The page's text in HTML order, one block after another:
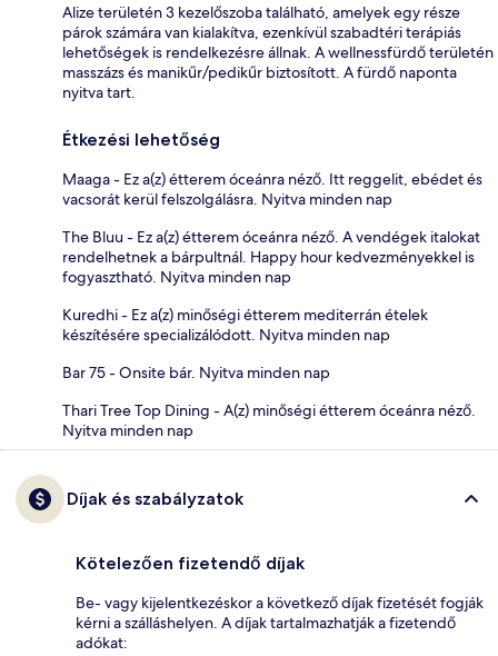
Alize területén 3 kezelőszoba található, amelyek egy része
párok számára van kialakítva, ezenkívül szabadtéri terápiás
lehetőségek is rendelkezésre állnak. A wellnessfürdő területén
masszázs és manikűr/pedikűr biztosított. A fürdő naponta
nyitva tart.
Étkezési lehetőség
Maaga - Ez a(z) étterem óceánra néző. Itt reggelit, ebédet és
vacsorát kerül felszolgálásra. Nyitva minden nap
The Bluu - Ez a(z) étterem óceánra néző. A vendégek italokat
rendelhetnek a bárpultnál. Happy hour kedvezményekkel is
fogyasztható. Nyitva minden nap
Kuredhi - Ez a(z) minőségi étterem mediterrán ételek
készítésére specializálódott. Nyitva minden nap
Bar 75 - Onsite bár. Nyitva minden nap
Thari Tree Top Dining - A(z) minőségi étterem óceánra néző.
Nyitva minden nap
Díjak és szabályzatok
Kötelezően fizetendő díjak
Be- vagy kijelentkezéskor a következő díjak fizetését fogják
kérni a szálláshelyen. A díjak tartalmazhatják a fizetendő
adókat: